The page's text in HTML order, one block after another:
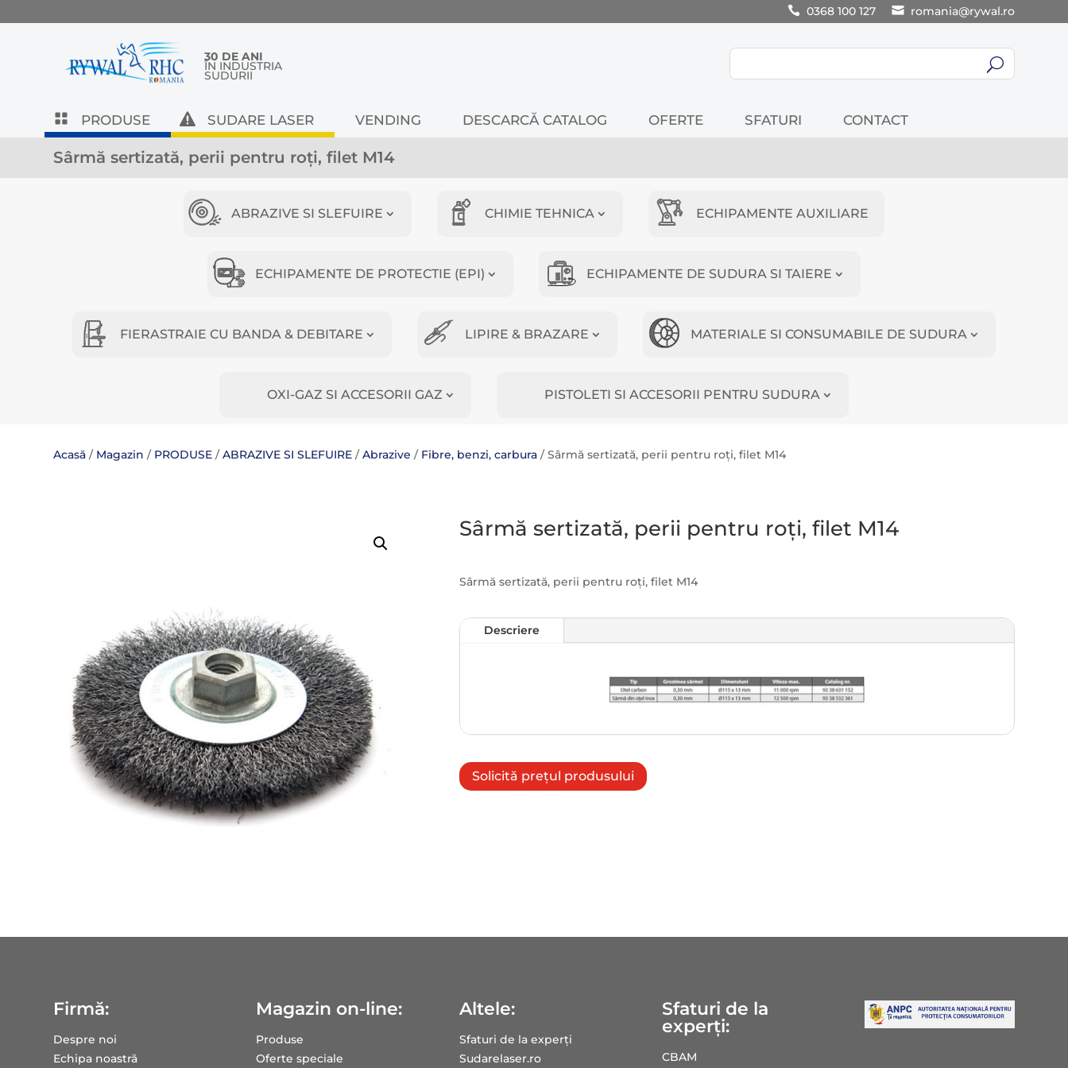
0368 100 127 romania@rywal.ro
30 DE ANI
ÎN INDUSTRIA
SUDURII
U
PRODUSE SUDARE LASER VENDING DESCARCĂ CATALOG OFERTE SFATURI CONTACT
Sârmă sertizată, perii pentru roți, filet M14
ABRAZIVE SI SLEFUIRE CHIMIE TEHNICA ECHIPAMENTE AUXILIARE
ECHIPAMENTE DE PROTECTIE (EPI) ECHIPAMENTE DE SUDURA SI TAIERE
FIERASTRAIE CU BANDA & DEBITARE LIPIRE & BRAZARE MATERIALE SI CONSUMABILE DE SUDURA
OXI-GAZ SI ACCESORII GAZ PISTOLETI SI ACCESORII PENTRU SUDURA
Acasă / Magazin / PRODUSE /ABRAZIVE SI SLEFUIRE /Abrazive / Fibre, benzi, carbura / Sârmă sertizată, perii pentru roți, filet M14
Sârmă sertizată, perii pentru roți, filet M14
Sârmă sertizată, perii pentru roți, filet M14
Descriere
Solicită prețul produsului
Firmă:
Despre noi
Echipa noastră
Magazin on-line:
Produse
Oferte speciale
Altele:
Sfaturi de la experți
Sudarelaser.ro
Sfaturi de la
experți:
CBAM